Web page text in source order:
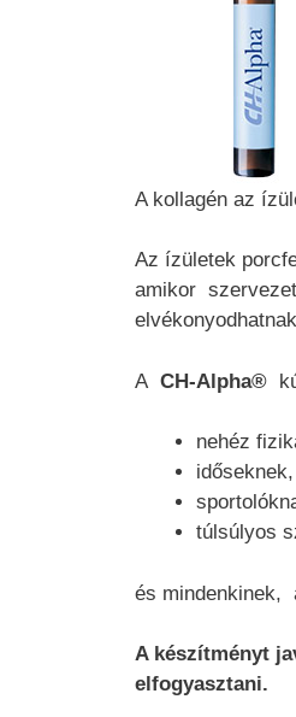
A kollagén az
Az ízületek
amikor
A CH-Alpha®
nehéz
időseknek,
túlsúlyos
és mindenkinek,
A készítményt
elfogyasztani.